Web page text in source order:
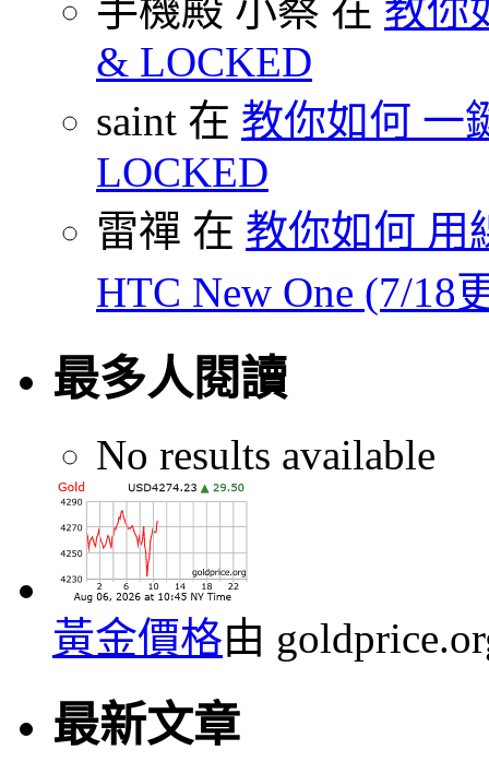
手機殿 小蔡 在 教你
& LOCKED
saint 在 教你如何 一
LOCKED
雷禪 在 教你如何 用
HTC New One (7/18
最多人閱讀
No results available
黃金價格由
最新文章